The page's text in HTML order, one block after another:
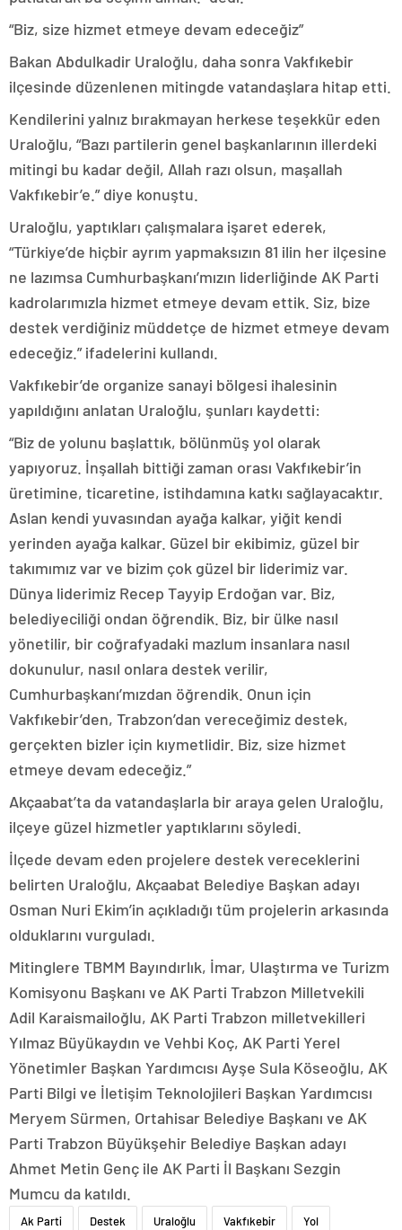
“Biz, size hizmet etmeye devam edeceğiz”
Bakan Abdulkadir Uraloğlu, daha sonra Vakfıkebir
ilçesinde düzenlenen mitingde vatandaşlara hitap etti.
Kendilerini yalnız bırakmayan herkese teşekkür eden
Uraloğlu, “Bazı partilerin genel başkanlarının illerdeki
mitingi bu kadar değil, Allah razı olsun, maşallah
Vakfıkebir’e.” diye konuştu.
Uraloğlu, yaptıkları çalışmalara işaret ederek,
“Türkiye’de hiçbir ayrım yapmaksızın 81 ilin her ilçesine
ne lazımsa Cumhurbaşkanı’mızın liderliğinde AK Parti
kadrolarımızla hizmet etmeye devam ettik. Siz, bize
destek verdiğiniz müddetçe de hizmet etmeye devam
edeceğiz.” ifadelerini kullandı.
Vakfıkebir’de organize sanayi bölgesi ihalesinin
yapıldığını anlatan Uraloğlu, şunları kaydetti:
“Biz de yolunu başlattık, bölünmüş yol olarak
yapıyoruz. İnşallah bittiği zaman orası Vakfıkebir’in
üretimine, ticaretine, istihdamına katkı sağlayacaktır.
Aslan kendi yuvasından ayağa kalkar, yiğit kendi
yerinden ayağa kalkar. Güzel bir ekibimiz, güzel bir
takımımız var ve bizim çok güzel bir liderimiz var.
Dünya liderimiz Recep Tayyip Erdoğan var. Biz,
belediyeciliği ondan öğrendik. Biz, bir ülke nasıl
yönetilir, bir coğrafyadaki mazlum insanlara nasıl
dokunulur, nasıl onlara destek verilir,
Cumhurbaşkanı’mızdan öğrendik. Onun için
Vakfıkebir’den, Trabzon’dan vereceğimiz destek,
gerçekten bizler için kıymetlidir. Biz, size hizmet
etmeye devam edeceğiz.”
Akçaabat’ta da vatandaşlarla bir araya gelen Uraloğlu,
ilçeye güzel hizmetler yaptıklarını söyledi.
İlçede devam eden projelere destek vereceklerini
belirten Uraloğlu, Akçaabat Belediye Başkan adayı
Osman Nuri Ekim’in açıkladığı tüm projelerin arkasında
olduklarını vurguladı.
Mitinglere TBMM Bayındırlık, İmar, Ulaştırma ve Turizm
Komisyonu Başkanı ve AK Parti Trabzon Milletvekili
Adil Karaismailoğlu, AK Parti Trabzon milletvekilleri
Yılmaz Büyükaydın ve Vehbi Koç, AK Parti Yerel
Yönetimler Başkan Yardımcısı Ayşe Sula Köseoğlu, AK
Parti Bilgi ve İletişim Teknolojileri Başkan Yardımcısı
Meryem Sürmen, Ortahisar Belediye Başkanı ve AK
Parti Trabzon Büyükşehir Belediye Başkan adayı
Ahmet Metin Genç ile AK Parti İl Başkanı Sezgin
Mumcu da katıldı.
Ak Parti Destek Uraloğlu Vakfıkebir Yol